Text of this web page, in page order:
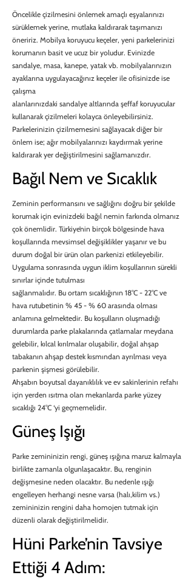
Öncelikle çizilmesini önlemek amaçlı eşyalarınızı
sürüklemek yerine, mutlaka kaldırarak taşımanızı
öneririz. Mobilya koruyucu keçeler, yeni parkelerinizi
korumanın basit ve ucuz bir yoludur. Evinizde
sandalye, masa, kanepe, yatak vb. mobilyalarınızın
ayaklarına uygulayacağınız keçeler ile ofisinizde ise
çalışma
alanlarınızdaki sandalye altlarında şeffaf koruyucular
kullanarak çizilmeleri kolayca önleyebilirsiniz.
Parkelerinizin çizilmemesini sağlayacak diğer bir
önlem ise; ağır mobilyalarınızı kaydırmak yerine
kaldırarak yer değiştirilmesini sağlamanızdır.
Bağıl Nem ve Sıcaklık
Zeminin performansını ve sağlığını doğru bir şekilde
korumak için evinizdeki bağıl nemin farkında olmanız
çok önemlidir. Türkiye’nin birçok bölgesinde hava
koşullarında mevsimsel değişiklikler yaşanır ve bu
durum doğal bir ürün olan parkenizi etkileyebilir.
Uygulama sonrasında uygun iklim koşullarının sürekli
sınırlar içinde tutulması
sağlanmalıdır. Bu ortam sıcaklığının 18°C - 22°C ve
hava rutubetinin % 45 - % 60 arasında olması
anlamına gelmektedir. Bu koşulların oluşmadığı
durumlarda parke plakalarında çatlamalar meydana
gelebilir, kılcal kırılmalar oluşabilir, doğal ahşap
tabakanın ahşap destek kısmından ayrılması veya
parkenin şişmesi görülebilir.
Ahşabın boyutsal dayanıklılık ve ev sakinlerinin refahı
için yerden ısıtma olan mekanlarda parke yüzey
sıcaklığı 24°C ‘yi geçmemelidir.
Güneş Işığı
Parke zemininizin rengi, güneş ışığına maruz kalmayla
birlikte zamanla olgunlaşacaktır. Bu, renginin
değişmesine neden olacaktır. Bu nedenle ışığı
engelleyen herhangi nesne varsa (halı,kilim vs.)
zemininizin rengini daha homojen tutmak için
düzenli olarak değiştirilmelidir.
Hüni Parke’nin Tavsiye
Ettiği 4 Adım: